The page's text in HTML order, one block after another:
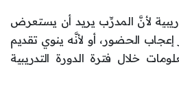
لأنَّ المدرِّب يريد أن يستعرض
إعجاب الحضور، أو لأنَّه ينوي تقديم
خلال فترة الدورة التدريبية